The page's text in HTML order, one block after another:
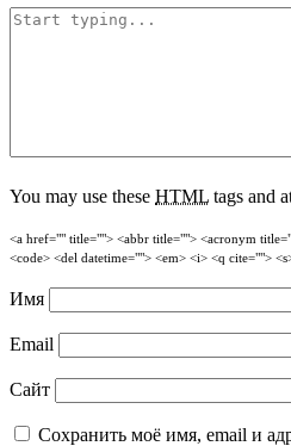
You may use these HTML tags and
<a href="" title=""> <abbr title=""> <acronym
<code> <del datetime=""> <em> <i> <q cite="">
Имя
Email
Сайт
Сохранить моё имя, email и